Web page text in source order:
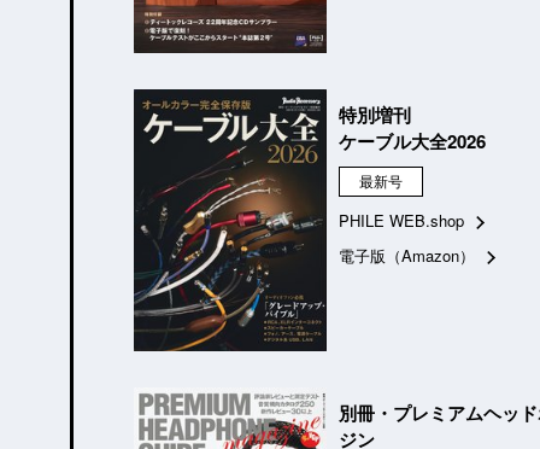
特別増刊
ケーブル大全2026
最新号
PHILE WEB.shop
電子版（Amazon）
別冊・プレミアムヘッ
ジン